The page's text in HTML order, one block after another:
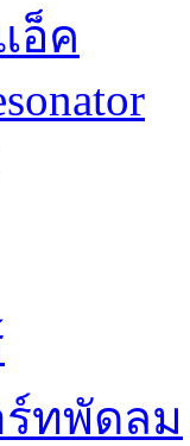
อ็ค
ทพัดลม